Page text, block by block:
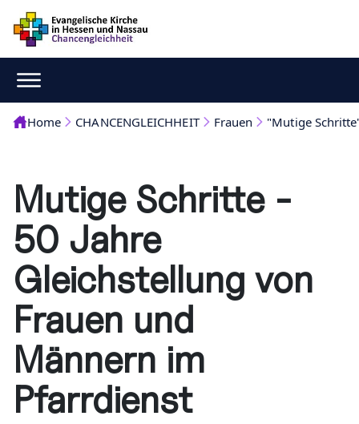
Home CHANCENGLEICHHEIT Frauen "Mutige
Mutige Schritte -
50 Jahre
Gleichstellung von
Frauen und
Männern im
Pfarrdienst